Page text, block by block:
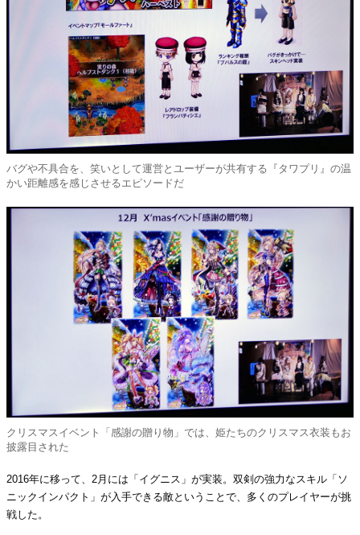
バグや不具合を、笑いとして運営とユーザーが共有する『タワプリ』の温
かい距離感を感じさせるエピソードだ
クリスマスイベント「感謝の贈り物」では、姫たちのクリスマス衣装もお
披露目された
2016年に移って、2月には「イグニス」が実装。双剣の強力なスキル「ソ
ニックインパクト」が入手できる敵ということで、多くのプレイヤーが挑
戦した。